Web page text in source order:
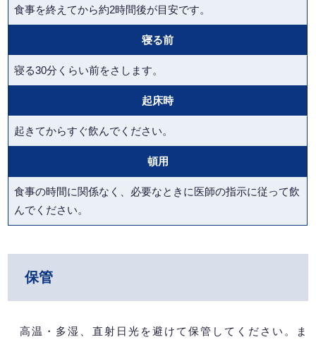
食事を終えてから約2時間後が目安です。
寝る前
寝る30分くらい前をさします。
起床時
起きてからすぐ飲んでください。
頓用
食事の時間に関係なく、必要なときに医師の指示に従って飲
んでください。
保管
高温・多湿、直射日光を避けて保管してください。ま